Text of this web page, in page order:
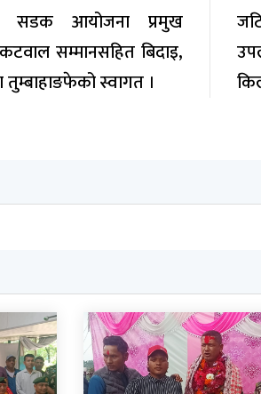
सडक आयोजना प्रमुख
सम्मानसहित बिदाइ,
स्वागत ।